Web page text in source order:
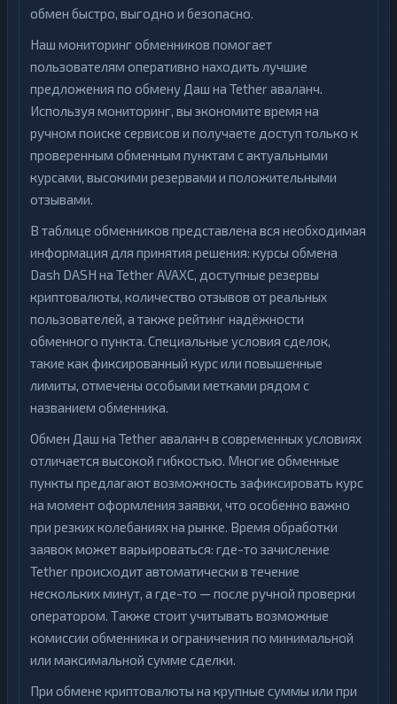
обмен быстро, выгодно и безопасно.
Наш мониторинг обменников помогает
пользователям оперативно находить лучшие
предложения по обмену Даш на Tether аваланч.
Используя мониторинг, вы экономите время на
ручном поиске сервисов и получаете доступ только к
проверенным обменным пунктам с актуальными
курсами, высокими резервами и положительными
отзывами.
В таблице обменников представлена вся необходимая
информация для принятия решения: курсы обмена
Dash DASH на Tether AVAXC, доступные резервы
криптовалюты, количество отзывов от реальных
пользователей, а также рейтинг надёжности
обменного пункта. Специальные условия сделок,
такие как фиксированный курс или повышенные
лимиты, отмечены особыми метками рядом с
названием обменника.
Обмен Даш на Tether аваланч в современных условиях
отличается высокой гибкостью. Многие обменные
пункты предлагают возможность зафиксировать курс
на момент оформления заявки, что особенно важно
при резких колебаниях на рынке. Время обработки
заявок может варьироваться: где-то зачисление
Tether происходит автоматически в течение
нескольких минут, а где-то — после ручной проверки
оператором. Также стоит учитывать возможные
комиссии обменника и ограничения по минимальной
или максимальной сумме сделки.
При обмене криптовалюты на крупные суммы или при